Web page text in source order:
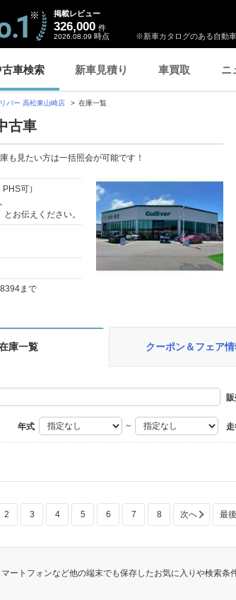
※新車カタログのある自動
掲載レビュー
326,000 件
2026.08.09 時点
古車検索 新車見積り 車買取 ニ
バー 高松東山崎店 在庫一覧
古車
も見たい方は一括照会が可能です！
可）
お伝えください。
まで
庫一覧 クーポン＆フェア情
年式 ～
使用燃料
車検残
2 3 4 5 6 7 8 次へ 最後
ートフォンなど他の端末でも保存したお気に入りや検索条